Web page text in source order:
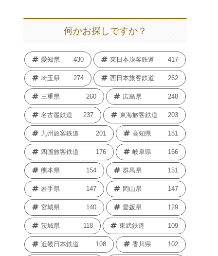
何かお探しですか？
愛知県 430 東日本旅客鉄道 417
埼玉県 274 西日本旅客鉄道 262
三重県 260 広島県 248
名古屋鉄道 237 東海旅客鉄道 203
九州旅客鉄道 201 高知県 181
四国旅客鉄道 176 岐阜県 166
熊本県 154 群馬県 151
岩手県 147 岡山県 147
宮城県 140 愛媛県 129
茨城県 118 東武鉄道 109
近畿日本鉄道 108 香川県 102